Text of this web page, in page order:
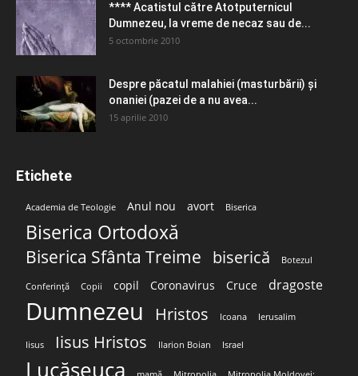
**** Acatistul către Atotputernicul
Dumnezeu, la vreme de necaz sau de...
5 octombrie 2010
Despre păcatul malahiei (masturbării) şi
onaniei (pazei de a nu avea...
15 aprilie 2010
Etichete
Academia de Teologie Anul nou avort Biserica
Biserica Ortodoxă
Biserica Sfânta Treime biserică Botezul
Conferință Copii copil Coronavirus Cruce dragoste
Dumnezeu Hristos Icoana Ierusalim
Iisus Iisus Hristos Ilarion Boian Israel
Lucășeuca